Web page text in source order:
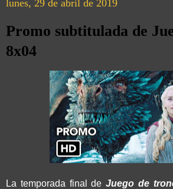
lunes, 29 de abril de 2019
Promo subtitulada de
8x04
La temporada final deJuego de